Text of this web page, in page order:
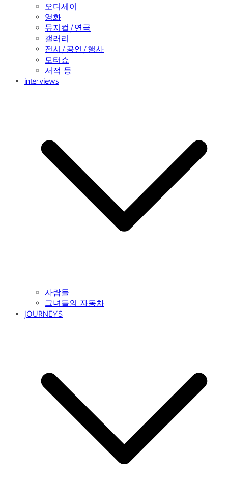
오디세이
영화
뮤지컬/연극
갤러리
전시/공연/행사
모터쇼
서적 등
interviews
사람들
그녀들의 자동차
JOURNEYS